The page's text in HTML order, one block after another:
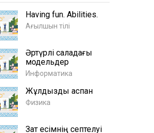
Having fun. Abilities.
Ағылшын тілі
Әртүрлі саладағы
модельдер
Информатика
Жұлдызды аспан
Физика
Зат есімнің септелуі